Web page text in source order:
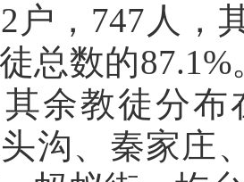
户，747人，
总数的
余教徒分
沟、秦家庄